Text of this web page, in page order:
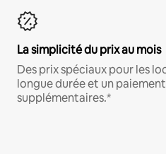
La simplicité du prix au mois
Des prix spéciaux pour les
longue durée et un
supplémentaires.*